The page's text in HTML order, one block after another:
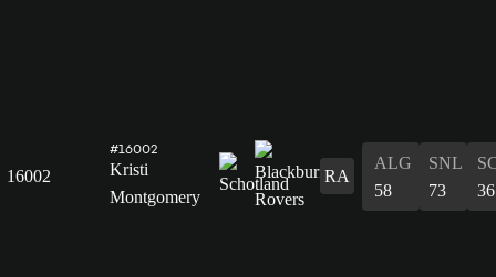
16002
#16002
Kristi
Montgomery
RA
ALG
58
SNL
73
36